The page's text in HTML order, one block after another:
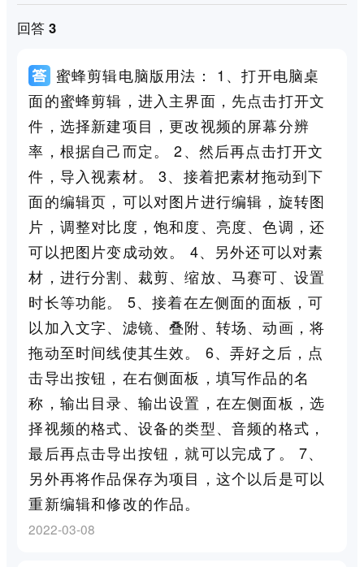
回答 3
蜜蜂剪辑电脑版用法： 1、打开电脑桌
面的蜜蜂剪辑，进入主界面，先点击打开文
件，选择新建项目，更改视频的屏幕分辨
率，根据自己而定。 2、然后再点击打开文
件，导入视素材。 3、接着把素材拖动到下
面的编辑页，可以对图片进行编辑，旋转图
片，调整对比度，饱和度、亮度、色调，还
可以把图片变成动效。 4、另外还可以对素
材，进行分割、裁剪、缩放、马赛可、设置
时长等功能。 5、接着在左侧面的面板，可
以加入文字、滤镜、叠附、转场、动画，将
拖动至时间线使其生效。 6、弄好之后，点
击导出按钮，在右侧面板，填写作品的名
称，输出目录、输出设置，在左侧面板，选
择视频的格式、设备的类型、音频的格式，
最后再点击导出按钮，就可以完成了。 7、
另外再将作品保存为项目，这个以后是可以
重新编辑和修改的作品。
2022-03-08